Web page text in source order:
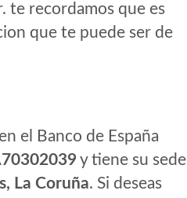
te recordamos que es
que te puede ser de
el Banco de España
y tiene su sede
La Coruña. Si deseas